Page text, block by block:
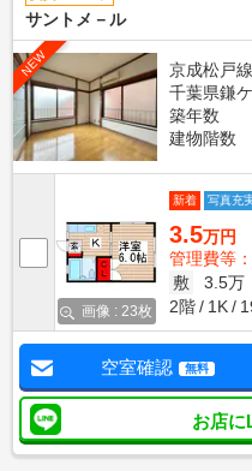
サントメ－ル
NEW
京成松戸
千葉県鎌
築年数
建物階数
画像 : 23枚
新着 写真充
3.5万円
管理費等
敷
3.5万
2階
1K
空室確認 無料
お店に